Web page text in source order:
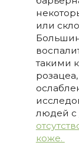
или
такими
людей с
коже.